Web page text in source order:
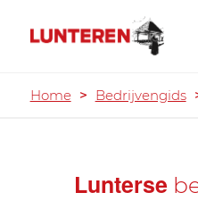
Home > Bedrijvengids
Lunterse